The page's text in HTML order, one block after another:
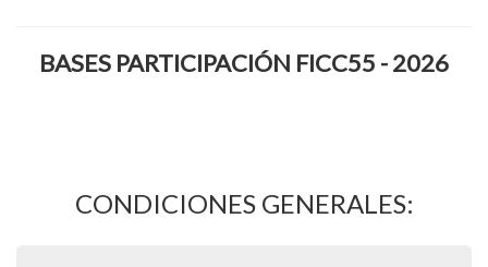
BASES PARTICIPACIÓN FICC55 - 2026
CONDICIONES GENERALES: